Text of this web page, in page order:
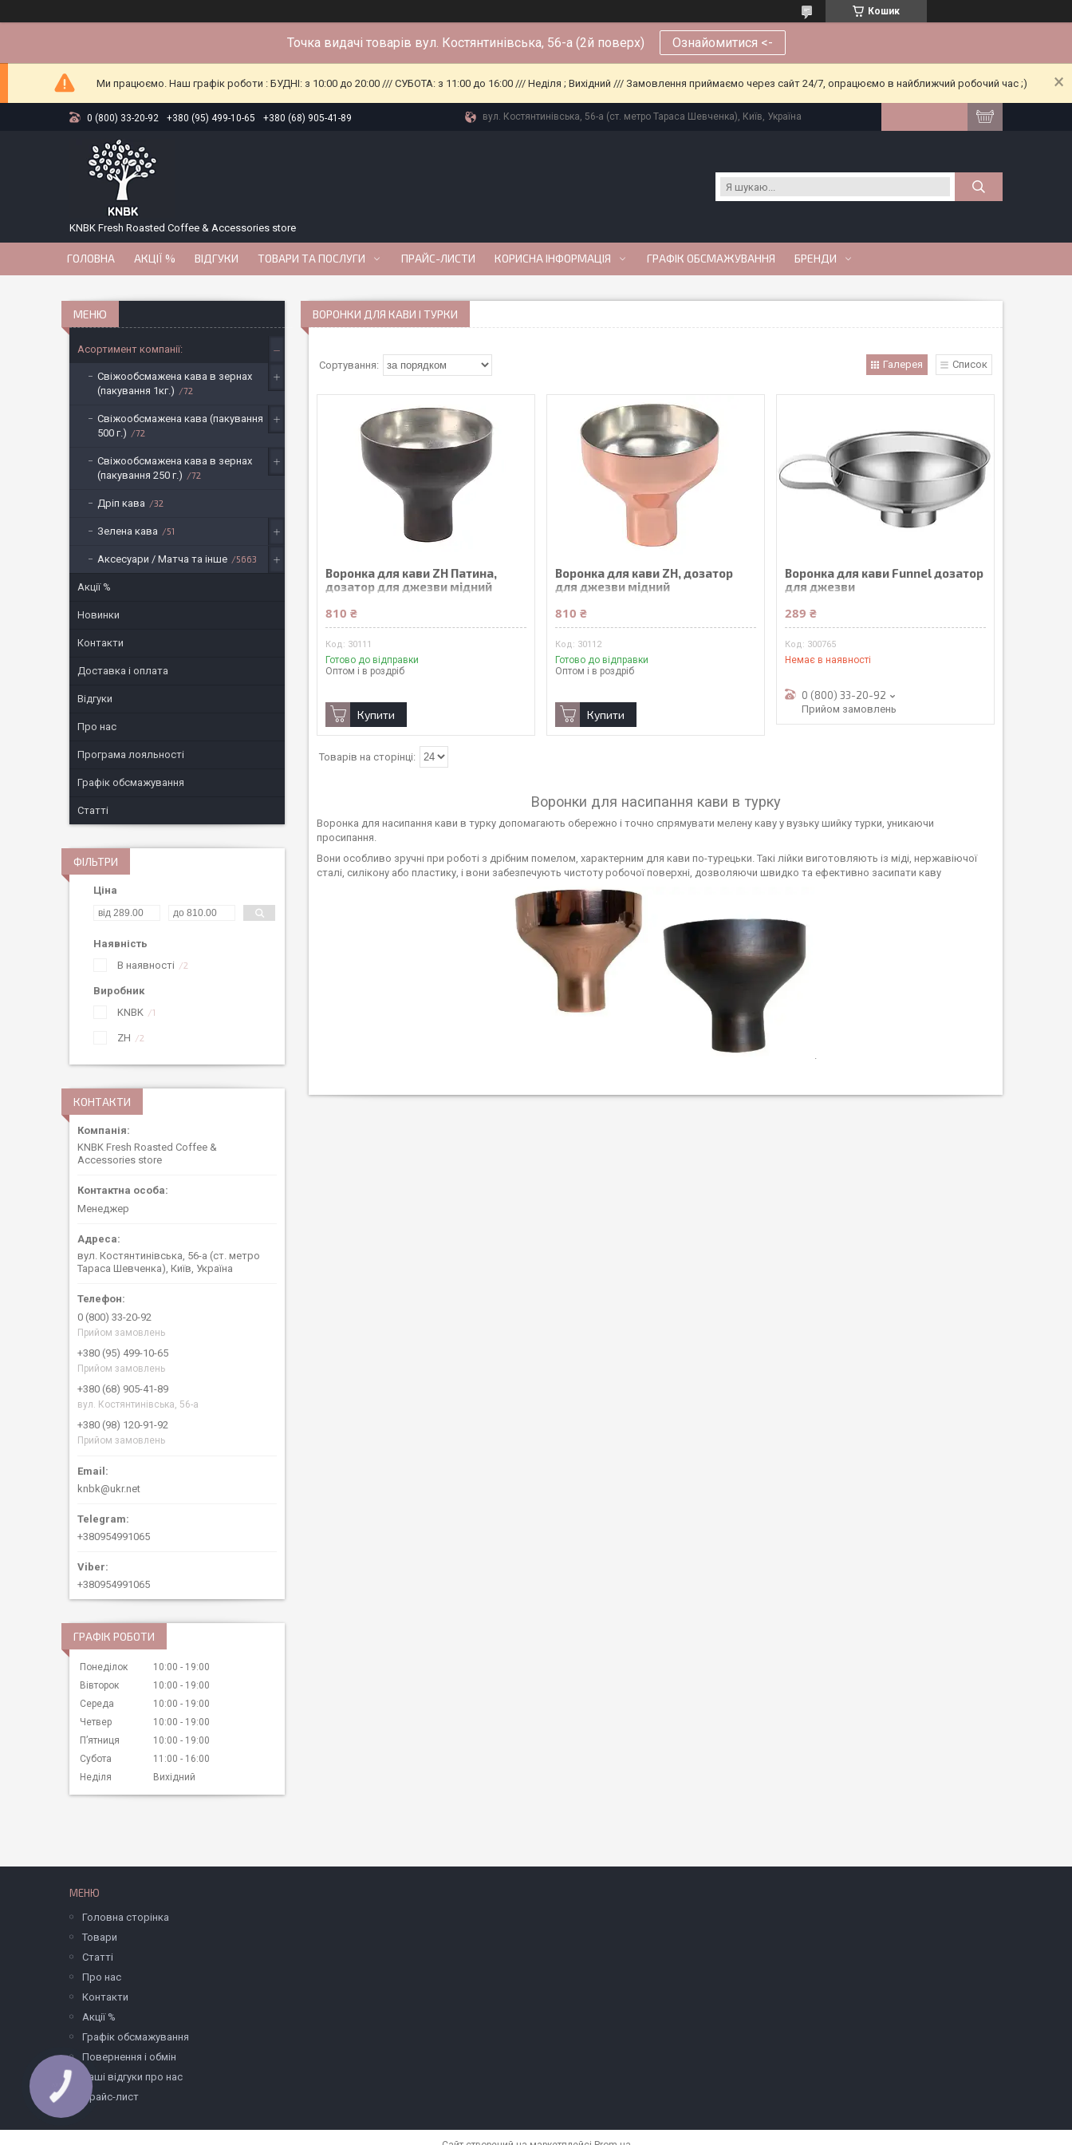
Кошик
Точка видачі товарів вул. Костянтинівська, 56-а (2й поверх) Ознайомитися <-
Ми працюємо. Наш графік роботи : БУДНІ: з 10:00 до 20:00 /// СУБОТА: з 11:00 до 16:00 /// Неділя ; Вихідний /// Замовлення приймаємо через сайт 24/7, опрацюємо в найближчий робочий час ;)
0 (800) 33-20-92 +380 (95) 499-10-65 +380 (68) 905-41-89 вул. Костянтинівська, 56-а (ст. метро Тараса Шевченка), Київ, Україна
KNBK Fresh Roasted Coffee & Accessories store
ГОЛОВНА АКЦІЇ % ВІДГУКИ ТОВАРИ ТА ПОСЛУГИ ПРАЙС-ЛИСТИ КОРИСНА ІНФОРМАЦІЯ ГРАФІК ОБСМАЖУВАННЯ БРЕНДИ
ВОРОНКИ ДЛЯ КАВИ І ТУРКИ
Галерея Список
Воронка для кави ZH Патина,
дозатор для джезви мідний
810 ₴
30111
Готово до відправки
Оптом і в роздріб
Купити
Воронка для кави ZH, дозатор
для джезви мідний
810 ₴
30112
Готово до відправки
Оптом і в роздріб
Купити
Воронка для кави Funnel дозатор
для джезви
289 ₴
300765
Немає в наявності
0 (800) 33-20-92
Прийом замовлень
Воронки для насипання кави в турку
Воронка для насипання кави в турку допомагають обережно і точно спрямувати мелену каву у вузьку шийку турки, уникаючи
просипання.
Вони особливо зручні при роботі з дрібним помелом, характерним для кави по-турецьки. Такі лійки виготовляють із міді, нержавіючої
сталі, силікону або пластику, і вони забезпечують чистоту робочої поверхні, дозволяючи швидко та ефективно засипати каву
.
Асортимент компанії:
Свіжообсмажена кава в зернах
(пакування 1кг.)
72
Свіжообсмажена кава (пакування
500 г.)
72
Свіжообсмажена кава в зернах
(пакування 250 г.)
72
Дріп кава 32
Зелена кава 51
Аксесуари / Матча та інше 5663
Акції %
Новинки
Контакти
Доставка і оплата
Відгуки
Про нас
Програма лояльності
Графік обсмажування
Статті
ФІЛЬТРИ
Ціна
Наявність
В наявності
2
Виробник
KNBK
1
ZH 2
КОНТАКТИ
KNBK Fresh Roasted Coffee &
Accessories store
Менеджер
вул. Костянтинівська, 56-а (ст. метро
Тараса Шевченка), Київ, Україна
0 (800) 33-20-92
Прийом замовлень
+380 (95) 499-10-65
Прийом замовлень
+380 (68) 905-41-89
вул. Костянтинівська, 56-а
+380 (98) 120-91-92
Прийом замовлень
knbk@ukr.net
+380954991065
+380954991065
ГРАФІК РОБОТИ
Понеділок 10:00
19:00
Вівторок
10:00
19:00
Середа
10:00
19:00
Четвер
10:00
19:00
Пʼятниця
10:00
19:00
Субота
11:00
16:00
Неділя
Вихідний
МЕНЮ
Головна сторінка
Товари
Статті
Про нас
Контакти
Акції %
Графік обсмажування
Повернення і обмін
Ваші відгуки про нас
Прайс-лист